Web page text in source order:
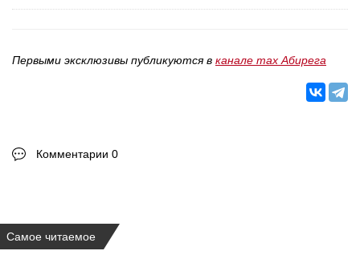
Первыми эксклюзивы публикуются в канале max Абирега
Комментарии 0
Самое читаемое